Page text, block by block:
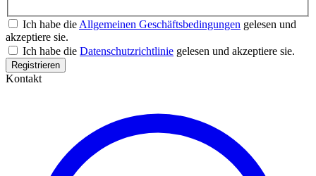
Ich habe die Allgemeinen Geschäftsbedingungen gelesen und
akzeptiere sie.
Ich habe die Datenschutzrichtlinie gelesen und akzeptiere sie.
Kontakt